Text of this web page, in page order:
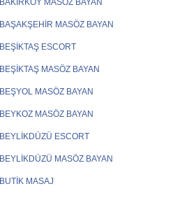
BAKIRKÖY MASÖZ BAYAN
BAŞAKŞEHİR MASÖZ BAYAN
BEŞİKTAŞ ESCORT
BEŞİKTAŞ MASÖZ BAYAN
BEŞYOL MASÖZ BAYAN
BEYKOZ MASÖZ BAYAN
BEYLİKDÜZÜ ESCORT
BEYLİKDÜZÜ MASÖZ BAYAN
BUTİK MASAJ